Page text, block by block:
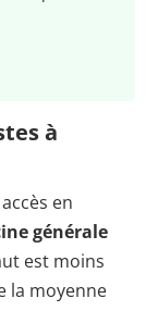
à
en
générale
est moins
la moyenne